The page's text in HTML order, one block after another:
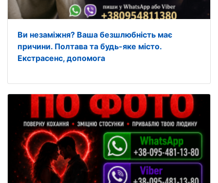
Ви незаміжня? Ваша безшлюбність має
причини. Полтава та будь-яке місто.
Екстрасенс, допомога